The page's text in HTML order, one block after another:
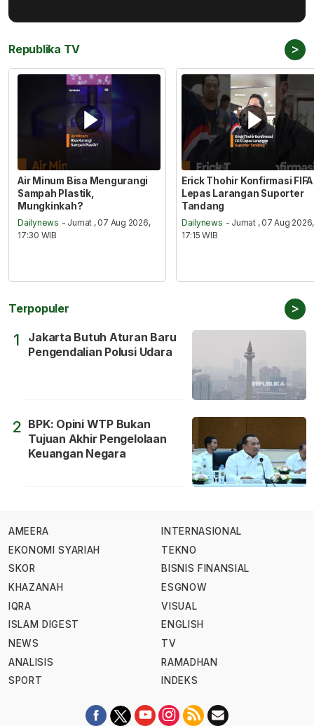
Republika TV >
Air Minum Bisa Mengurangi
Sampah Plastik,
Mungkinkah?
Dailynews - Jumat , 07 Aug 2026,
17:30 WIB
Erick Thohir Konfirmasi FIFA
Lepas Larangan Suporter
Tandang
Dailynews - Jumat , 07 Aug 2026,
17:15 WIB
Terpopuler >
1
Jakarta Butuh Aturan Baru
Pengendalian Polusi Udara
2 BPK: Opini WTP Bukan
Tujuan Akhir Pengelolaan
Keuangan Negara
AMEERA
EKONOMI SYARIAH
SKOR
KHAZANAH
IQRA
ISLAM DIGEST
NEWS
ANALISIS
SPORT
INTERNASIONAL
TEKNO
BISNIS FINANSIAL
ESGNOW
VISUAL
ENGLISH
TV
RAMADHAN
INDEKS